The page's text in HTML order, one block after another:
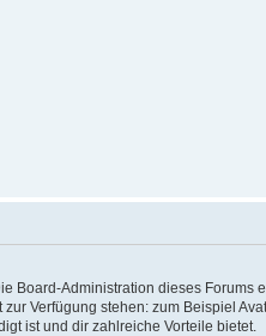
Board-Administration dieses
Verfügung stehen: zum Beispiel
ist und dir zahlreiche Vorteile bietet.